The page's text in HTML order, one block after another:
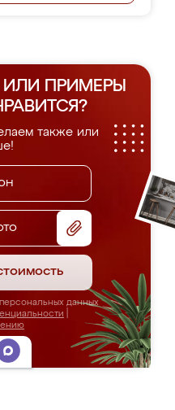
ИЛИ ПРИМЕРЫ
также или
данных